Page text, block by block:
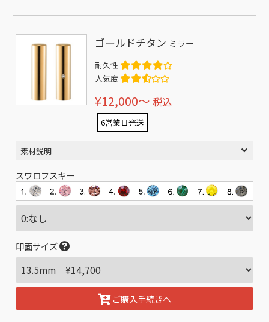
ゴールドチタン ミラー
耐久性
人気度
¥12,000〜 税込
6営業日発送
素材説明
スワロフスキー
印面サイズ
ご購入手続きへ